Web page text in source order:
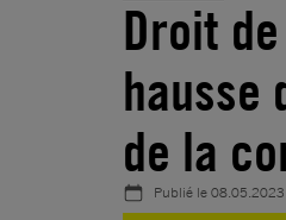
Droit
hausse
de la
Publié le08.05.2023